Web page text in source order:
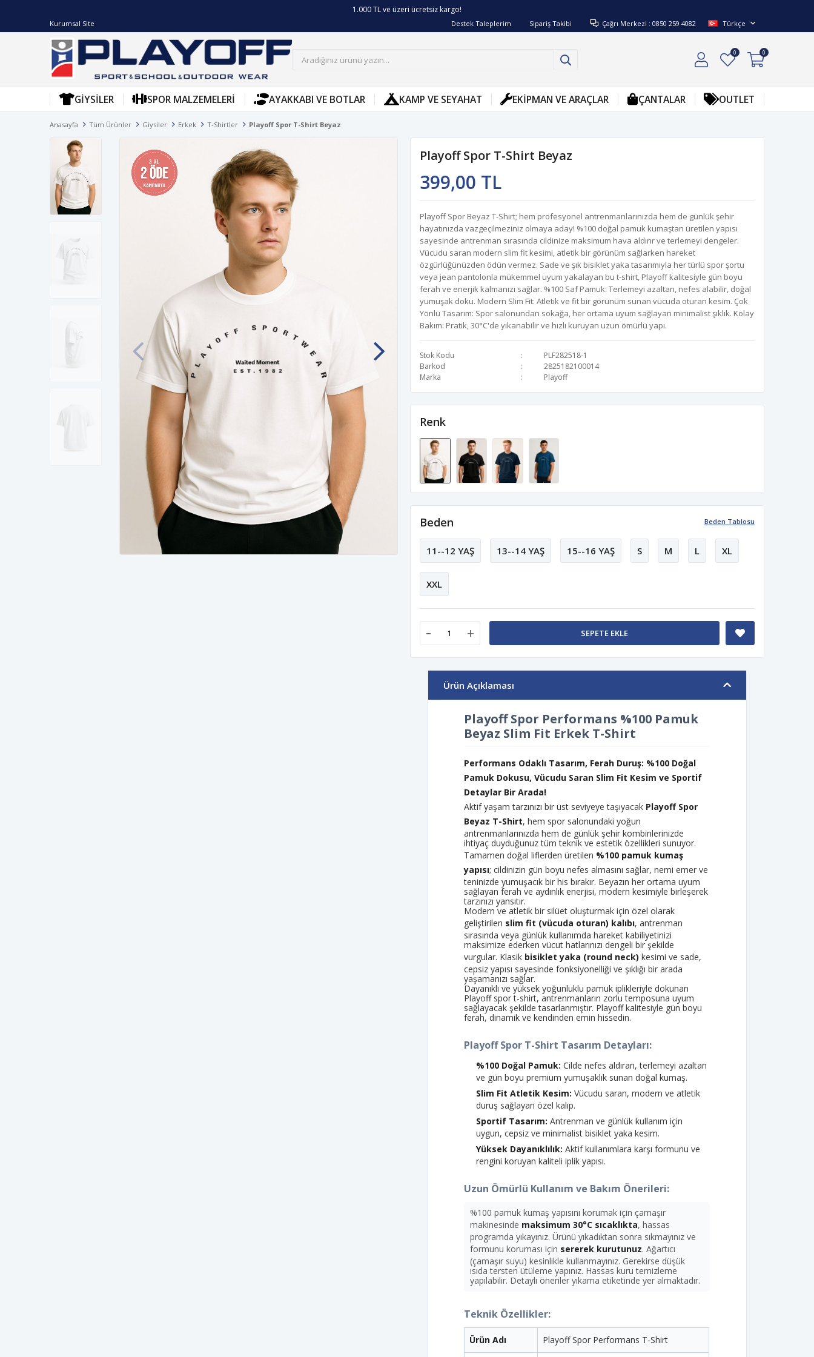
Siparişin 2-8 iş günü arasında kargoya verilecektir.
Kurumsal Site Destek Taleplerim Sipariş Takibi Çağrı Merkezi : 0850 259 4082 Türkçe
0 0
GIYSILER SPOR MALZEMELERI AYAKKABI VE BOTLAR KAMP VE SEYAHAT EKIPMAN VE ARAÇLAR ÇANTALAR OUTLET
Anasayfa Tüm Ürünler Giysiler Erkek T-Shirtler Playoff Spor T-Shirt Beyaz
Playoff Spor T-Shirt Beyaz
399,00 TL
Playoff Spor Beyaz T-Shirt; hem profesyonel antrenmanlarınızda hem de günlük şehir
hayatınızda vazgeçilmeziniz olmaya aday! %100 doğal pamuk kumaştan üretilen yapısı
sayesinde antrenman sırasında cildinize maksimum hava aldırır ve terlemeyi dengeler.
Vücudu saran modern slim fit kesimi, atletik bir görünüm sağlarken hareket
özgürlüğünüzden ödün vermez. Sade ve şık bisiklet yaka tasarımıyla her türlü spor şortu
veya jean pantolonla mükemmel uyum yakalayan bu t-shirt, Playoff kalitesiyle gün boyu
ferah ve enerjik kalmanızı sağlar. %100 Saf Pamuk: Terlemeyi azaltan, nefes alabilir, doğal
yumuşak doku. Modern Slim Fit: Atletik ve fit bir görünüm sunan vücuda oturan kesim. Çok
Yönlü Tasarım: Spor salonundan sokağa, her ortama uyum sağlayan minimalist şıklık. Kolay
Bakım: Pratik, 30°C'de yıkanabilir ve hızlı kuruyan uzun ömürlü yapı.
Stok Kodu
PLF282518-1
Barkod
2825182100014
Marka
Playoff
Renk
Beden Tablosu
Beden
11--12 YAŞ 13--14 YAŞ 15--16 YAŞ S M L XL
XXL
- + SEPETE EKLE
Ürün Açıklaması
Playoff Spor Performans %100 Pamuk
Beyaz Slim Fit Erkek T-Shirt
Performans Odaklı Tasarım, Ferah Duruş: %100 Doğal
Pamuk Dokusu, Vücudu Saran Slim Fit Kesim ve Sportif
Detaylar Bir Arada!
Aktif yaşam tarzınızı bir üst seviyeye taşıyacak Playoff Spor
Beyaz T-Shirt, hem spor salonundaki yoğun
antrenmanlarınızda hem de günlük şehir kombinlerinizde
ihtiyaç duyduğunuz tüm teknik ve estetik özellikleri sunuyor.
Tamamen doğal liflerden üretilen %100 pamuk kumaş
yapısı; cildinizin gün boyu nefes almasını sağlar, nemi emer ve
teninizde yumuşacık bir his bırakır. Beyazın her ortama uyum
sağlayan ferah ve aydınlık enerjisi, modern kesimiyle birleşerek
tarzınızı yansıtır.
Modern ve atletik bir silüet oluşturmak için özel olarak
geliştirilen slim fit (vücuda oturan) kalıbı, antrenman
sırasında veya günlük kullanımda hareket kabiliyetinizi
maksimize ederken vücut hatlarınızı dengeli bir şekilde
vurgular. Klasik bisiklet yaka (round neck) kesimi ve sade,
cepsiz yapısı sayesinde fonksiyonelliği ve şıklığı bir arada
yaşamanızı sağlar.
Dayanıklı ve yüksek yoğunluklu pamuk iplikleriyle dokunan
Playoff spor t-shirt, antrenmanların zorlu temposuna uyum
sağlayacak şekilde tasarlanmıştır. Playoff kalitesiyle gün boyu
ferah, dinamik ve kendinden emin hissedin.
Playoff Spor T-Shirt Tasarım Detayları:
%100 Doğal Pamuk: Cilde nefes aldıran, terlemeyi azaltan
ve gün boyu premium yumuşaklık sunan doğal kumaş.
Slim Fit Atletik Kesim: Vücudu saran, modern ve atletik
duruş sağlayan özel kalıp.
Sportif Tasarım: Antrenman ve günlük kullanım için
uygun, cepsiz ve minimalist bisiklet yaka kesim.
Yüksek Dayanıklılık: Aktif kullanımlara karşı formunu ve
rengini koruyan kaliteli iplik yapısı.
Uzun Ömürlü Kullanım ve Bakım Önerileri:
%100 pamuk kumaş yapısını korumak için çamaşır
makinesinde maksimum 30°C sıcaklıkta, hassas
programda yıkayınız. Ürünü yıkadıktan sonra sıkmayınız ve
formunu koruması için sererek kurutunuz. Ağartıcı
(çamaşır suyu) kesinlikle kullanmayınız. Gerekirse düşük
ısıda tersten ütüleme yapınız. Hassas kuru temizleme
yapılabilir. Detaylı öneriler yıkama etiketinde yer almaktadır.
Teknik Özellikler:
Ürün Adı Playoff Spor Performans T-Shirt